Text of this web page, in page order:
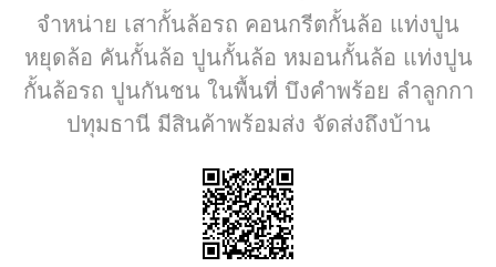
จำหน่าย เสากั้นล้อรถ คอนกรีตกั้นล้อ แท่งปูน
หยุดล้อ คันกั้นล้อ ปูนกั้นล้อ หมอนกั้นล้อ แท่งปูน
กั้นล้อรถ ปูนกันชน ในพื้นที่ บึงคำพร้อย ลำลูกกา
ปทุมธานี มีสินค้าพร้อมส่ง จัดส่งถึงบ้าน